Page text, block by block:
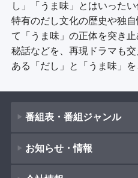
し」「うま味」とはいった
特有のだし文化の歴史や独
て「うま味」の正体を突き
秘話などを、再現ドラマも
ある「だし」と「うま味」を
番組表・番組ジャンル
番組表
お知らせ・情報